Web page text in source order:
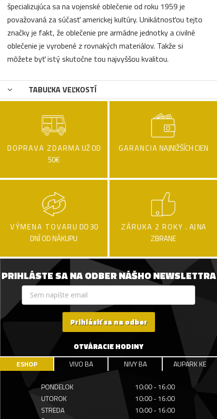
špecializujúca sa na vojenské oblečenie od roku 1959 je
považovaná za súčasť americkej kultúry. Unikátnosťou tejto
značky je fakt, že oblečenie pre armádne jednotky a civilné
oblečenie je vyrobené z rovnakých materiálov. Takže si
môžete byť istý skutočne tou najvyššou kvalitou.
TABUĽKA VEĽKOSTÍ
DOPRAVA ZDARMA UŽ OD
50€
GARANCIA NAJNIŽŠÍCH CIEN
VÝMENA TOVARU DO 30
DNÍ OD NÁKUPU
ZÁRUKA 2 ROKY . AJ NA
ZBRANE
PRIHLÁSTE SA NA ODBER NÁŠHO NEWSLETTRA
Prihlásiť sa na odber
OTVÁRACIE HODINY
ESHOP VIVO BA NIVY BA AUPARK KE
PONDELOK
10:00 - 16:00
UTOROK
10:00 - 16:00
STREDA
10:00 - 16:00